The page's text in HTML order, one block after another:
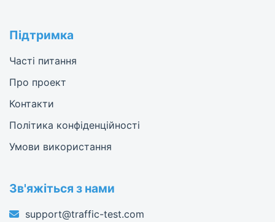
Підтримка
Часті питання
Про проект
Контакти
Політика конфіденційності
Умови використання
Зв'яжіться з нами
support@traffic-test.com